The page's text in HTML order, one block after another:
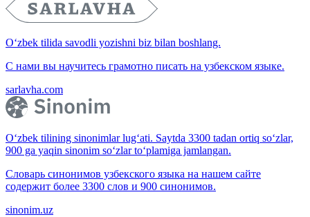
O‘zbek tilida savodli yozishni biz bilan boshlang.
С нами вы научитесь грамотно писать на узбекском языке.
sarlavha.com
O‘zbek tilining sinonimlar lug‘ati. Saytda 3300 tadan ortiq so‘zlar,
900 ga yaqin sinonim so‘zlar to‘plamiga jamlangan.
Словарь синонимов узбекского языка на нашем сайте
содержит более 3300 слов и 900 синонимов.
sinonim.uz